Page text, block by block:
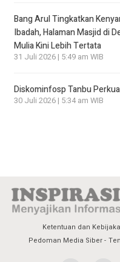
Bang Arul Tingkatkan
Ibadah, Halaman Masjid di
Mulia Kini Lebih Tertata
31 Juli 2026 | 5:49 am WIB
Diskominfosp Tanbu
30 Juli 2026 | 5:34 am WIB
Ketentuan dan
Pedoman Media Siber